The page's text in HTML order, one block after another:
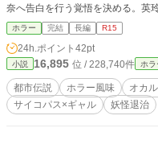
奈へ告白を行う覚悟を決める。英
功。楽しいバラ色の生活が始まっ
奈には、璃玖の知らない裏の顔が
に就いていた。刀を手に化物を斬
かった一面を見せられ、驚きを隠
た、魅力的に見えていた。交際の
の女性と共に、人ならざる者達と
ホラー 完結 長編 R15
24h.ポイント 42pt
小説 16,895 位 / 228,740件 ホラ
都市伝説 ホラー風味 オカ
サイコパス×ギャル
妖怪退治